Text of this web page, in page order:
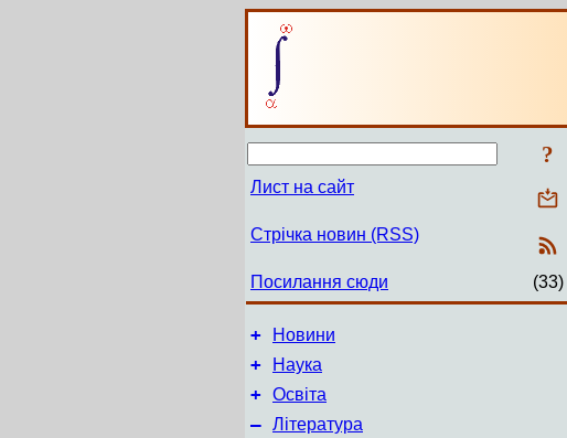
?
Лист на сайт
Стрічка новин (RSS)
Посилання сюди (33)
+ Новини
+ Наука
+ Освіта
– Література